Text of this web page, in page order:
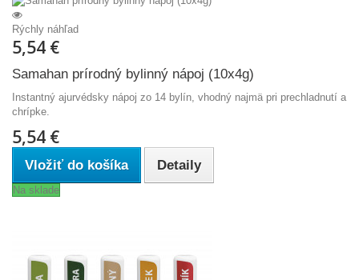
Rýchly náhľad
5,54 €
Samahan prírodný bylinný nápoj (10x4g)
Instantný ajurvédsky nápoj zo 14 bylín, vhodný najmä pri prechladnutí a
chrípke.
5,54 €
Vložiť do košíka Detaily
Na sklade